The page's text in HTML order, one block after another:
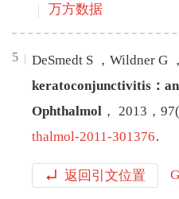
万方数据
5 DeSmedt S ， Wildner G ，
keratoconjunctivitis：
Ophthalmol ， 2013 ， 97(
thalmol-2011-301376.
返回引文位置